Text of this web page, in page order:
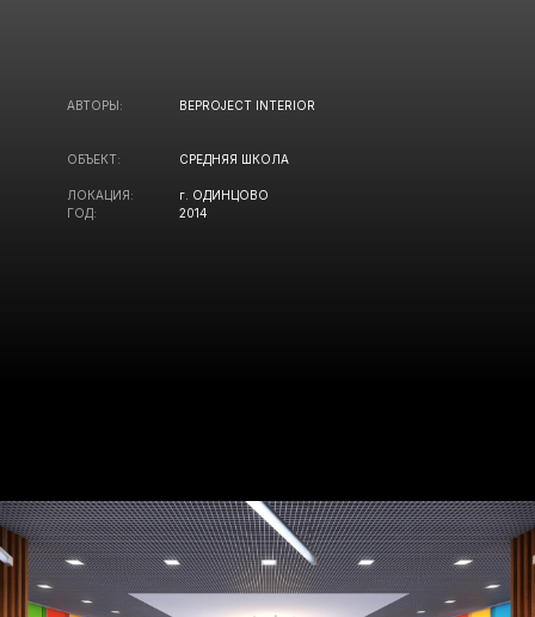
АВТОРЫ:
ОБЪЕКТ:
ЛОКАЦИЯ:
ГОД:
BEPROJECT INTERIOR
СРЕДНЯЯ ШКОЛА
г. ОДИНЦОВО
2014